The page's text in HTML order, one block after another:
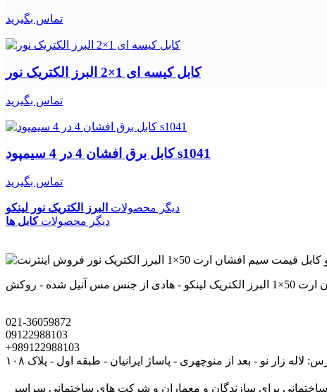
تماس بگیرید
کابل کیسه ای 1×2 البرز الکتریک نور
تماس بگیرید
کابل برق افشان 4 در 4 سیمپود s1041
تماس بگیرید
دیگر محصولات البرز الکتریک نور لینکو
دیگر محصولاتکابل ها
021-36059872
09122988103
+989122988103
لاله زار نو - بعد از منوچهری - پاساژ ایرانیان - طبقه اول - پلاک ۱۰۸
ساختمانی برای سازندگان و معماران و شرکت های ساختمانی سراسر